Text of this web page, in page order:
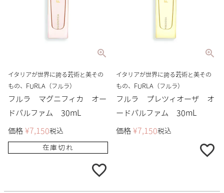
イタリアが世界に誇る芸術と美その
もの、FURLA（フルラ）
フルラ マグニフィカ オー
ドパルファム 30mL
価格 ¥7,150税込
在庫切れ
イタリアが世界に誇る芸術と美その
もの、FURLA（フルラ）
フルラ プレツィオーザ オ
ードパルファム 30mL
価格 ¥7,150税込